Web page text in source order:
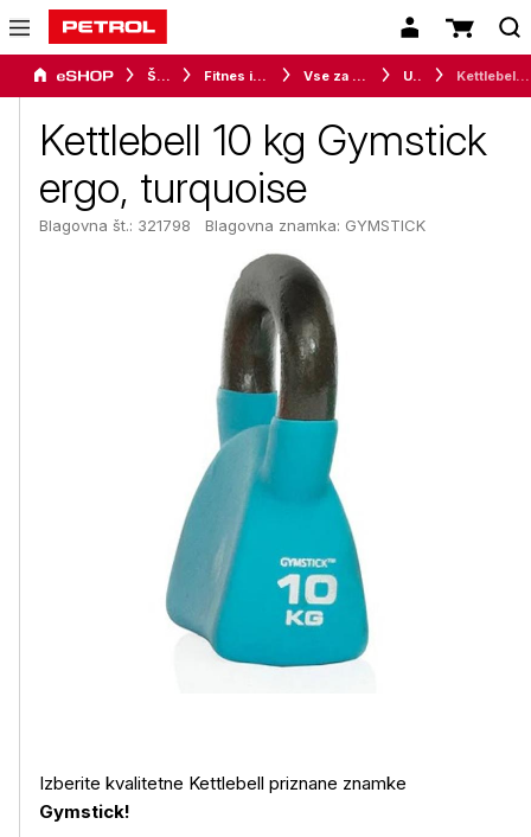
Šport Fitnes in vadba Vse za vadbo Uteži
Kettlebell 10 kg Gymstick
ergo, turquoise
Blagovna št.: 321798 Blagovna znamka: GYMSTICK
Izberite kvalitetne Kettlebell priznane znamke
Gymstick!